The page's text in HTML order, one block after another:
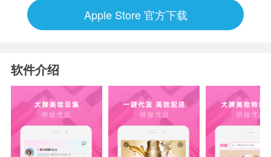
Apple Store 官方下载
软件介绍